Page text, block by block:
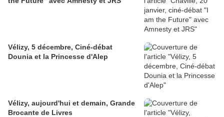
Vélizy, 5 décembre, Ciné-débat
Dounia et la Princesse d'Alep
Vélizy, aujourd'hui et demain, Grande
Brocante de Livres